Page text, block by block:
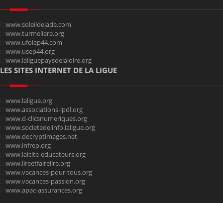
www.soleildejade.com
www.turmeliere.org
www.ufolep44.com
www.usep44.org
www.laliguepaysdelaloire.org
LES SITES INTERNET DE LA LIGUE
www.laligue.org
www.associations-lpdl.org
www.d-clicsnumeriques.org
www.societedelinfo.laligue.org
www.decryptimages.net
www.infrep.org
www.laicite-educateurs.org
www.lireetfairelire.org
www.vacances-pour-tous.org
www.vacances-passion.org
www.apac-assurances.org